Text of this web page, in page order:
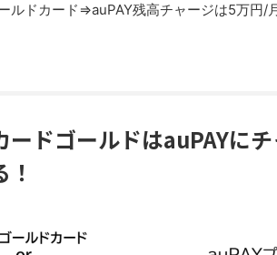
ルドカード⇒auPAY残高チャージは5万円/
ードゴールドはauPAYに